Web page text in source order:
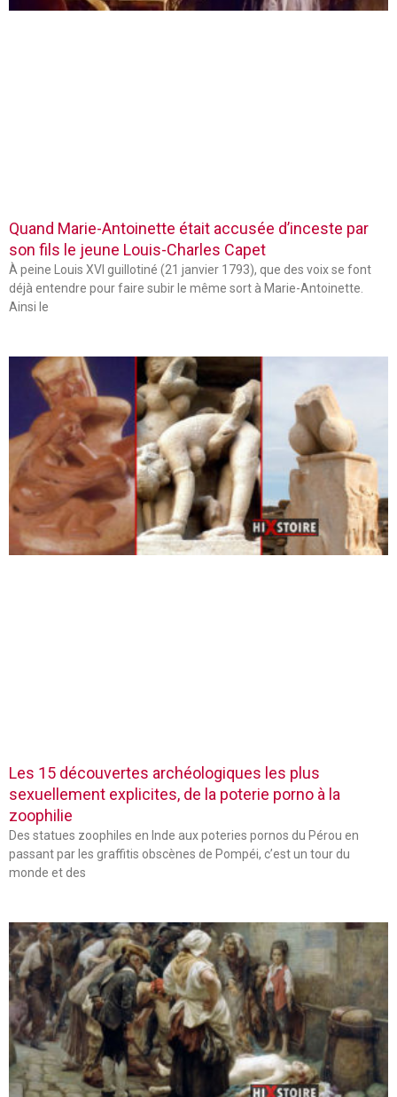
Quand Marie-Antoinette était accusée d’inceste par
son fils le jeune Louis-Charles Capet
À peine Louis XVI guillotiné (21 janvier 1793), que des voix se font
déjà entendre pour faire subir le même sort à Marie-Antoinette.
Ainsi le
Les 15 découvertes archéologiques les plus
sexuellement explicites, de la poterie porno à la
zoophilie
Des statues zoophiles en Inde aux poteries pornos du Pérou en
passant par les graffitis obscènes de Pompéi, c’est un tour du
monde et des